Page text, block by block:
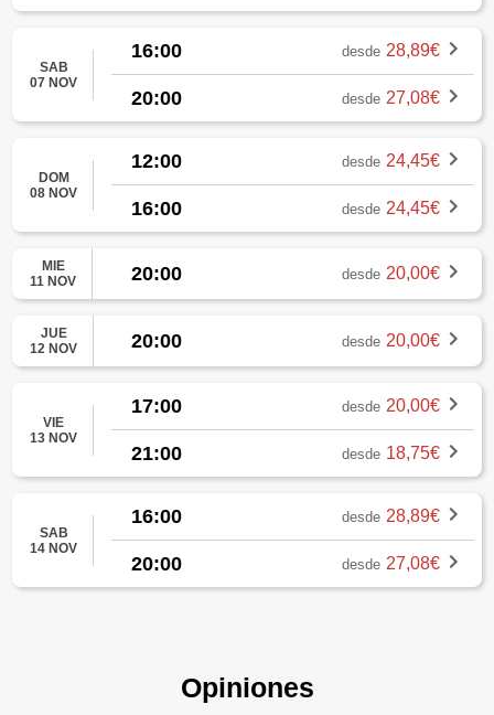
SAB
07 NOV
16:00 desde 28,89€
20:00 desde 27,08€
DOM
08 NOV
12:00 desde 24,45€
16:00 desde 24,45€
MIE
11 NOV
20:00 desde 20,00€
JUE
12 NOV
20:00 desde 20,00€
VIE
13 NOV
17:00 desde 20,00€
21:00 desde 18,75€
SAB
14 NOV
16:00 desde 28,89€
20:00 desde 27,08€
Opiniones